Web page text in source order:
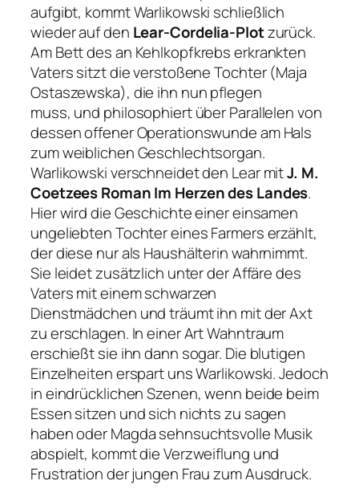
aufgibt, kommt Warlikowski schließlich
wieder auf den Lear-Cordelia-Plotzurück.
Am Bett des an Kehlkopfkrebs erkrankten
Vaters sitzt die verstoßene Tochter (Maja
Ostaszewska), die ihn nun pflegen
muss, und philosophiert über Parallelen von
dessen offener Operationswunde am Hals
zum weiblichen Geschlechtsorgan.
Warlikowski verschneidet den Lear mitJ. M.
Coetzees Roman Im Herzen des Landes.
Hier wird die Geschichte einer einsamen
ungeliebten Tochter eines Farmers erzählt,
der diese nur als Haushälterin wahrnimmt.
Sie leidet zusätzlich unter der Affäre des
Vaters mit einem schwarzen
Dienstmädchen und träumt ihn mit der Axt
zu erschlagen. In einer Art Wahntraum
erschießt sie ihn dann sogar. Die blutigen
Einzelheiten erspart uns Warlikowski. Jedoch
in eindrücklichen Szenen, wenn beide beim
Essen sitzen und sich nichts zu sagen
haben oder Magda sehnsuchtsvolle Musik
abspielt, kommt die Verzweiflung und
Frustration der jungen Frau zum Ausdruck.